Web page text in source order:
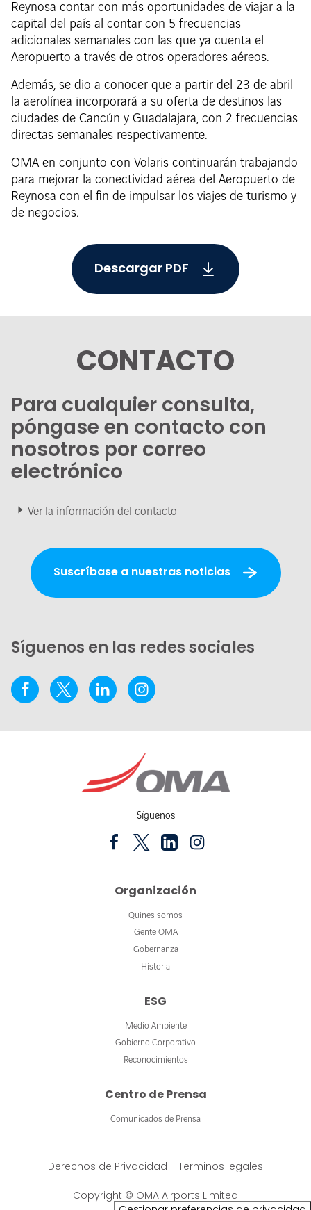
Reynosa contar con más oportunidades de viajar a la
capital del país al contar con 5 frecuencias
adicionales semanales con las que ya cuenta el
Aeropuerto a través de otros operadores aéreos.
Además, se dio a conocer que a partir del 23 de abril
la aerolínea incorporará a su oferta de destinos las
ciudades de Cancún y Guadalajara, con 2 frecuencias
directas semanales respectivamente.
OMA en conjunto con Volaris continuarán trabajando
para mejorar la conectividad aérea del Aeropuerto de
Reynosa con el fin de impulsar los viajes de turismo y
de negocios.
Descargar PDF
CONTACTO
Para cualquier consulta,
póngase en contacto con
nosotros por correo
electrónico
Ver la información del contacto
Suscríbase a nuestras noticias
Síguenos en las redes sociales
Síguenos
Organización
Quines somos
Gente OMA
Gobernanza
Historia
ESG
Medio Ambiente
Gobierno Corporativo
Reconocimientos
Centro de Prensa
Comunicados de Prensa
Derechos de Privacidad Terminos legales
Copyright © OMA Airports Limited